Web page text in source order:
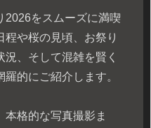
2026をスムーズに満喫
や桜の見頃、お祭り
、そして混雑を賢く
的にご紹介します。
本格的な写真撮影ま